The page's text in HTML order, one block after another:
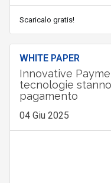
Scaricalo gratis!
WHITE PAPER
Innovative
tecnologie
pagamento
04 Giu 2025